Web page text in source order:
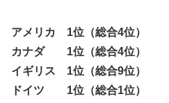
【画像】『金田一少年の事件
位がこちら！
台裏2 土産物市・当日」
アメリカ 1位（総合4位）
カナダ 1位（総合4位）
イギリス 1位（総合9位）
ドイツ 1位（総合1位）